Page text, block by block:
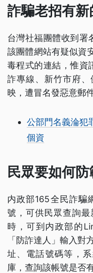
詐騙老招有新
台灣社福團體收到署
該團體網站有疑似資
毒程式的連結，惟資
詐專線、新竹市府
映，遭冒名發惡意郵件
公部門名義淪犯
個資
民眾要如何防
内政部165全民詐騙
號，可供民眾查詢
時，可到内政部的
「防詐達人」輸入對
址、電話號碼等，
庫，查詢該帳號是否